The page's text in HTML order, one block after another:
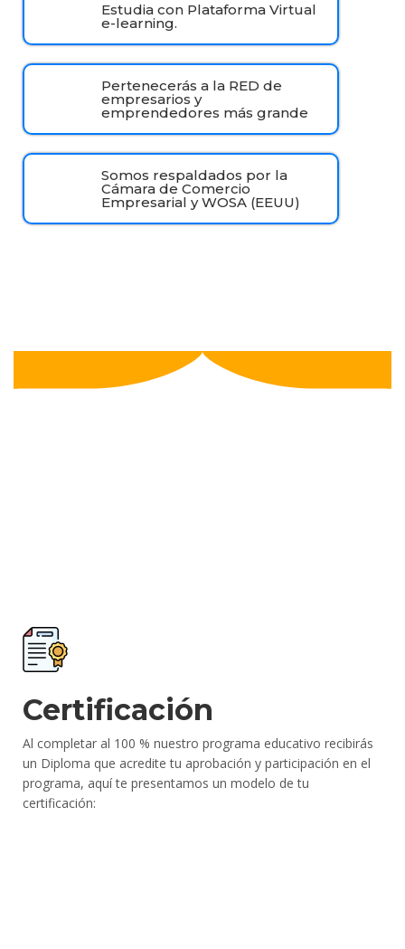
Estudia con Plataforma Virtual
e-learning.
Pertenecerás a la RED de
empresarios y
emprendedores más grande
Somos respaldados por la
Cámara de Comercio
Empresarial y WOSA (EEUU)
Certificación
Al completar al 100 % nuestro programa educativo recibirás
un Diploma que acredite tu aprobación y participación en el
programa, aquí te presentamos un modelo de tu
certificación: